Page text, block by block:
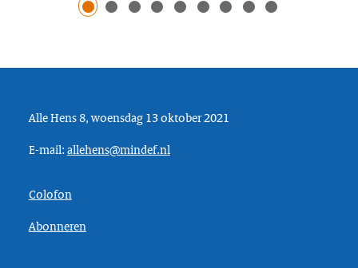
Alle Hens 8, woensdag 13 oktober 2021
E-mail: allehens@mindef.nl
Colofon
Abonneren